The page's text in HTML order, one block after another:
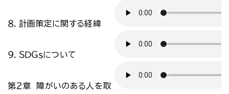
８．計画策定に関する経緯
９．ＳＤＧｓについて
第２章 障がいのある人を取